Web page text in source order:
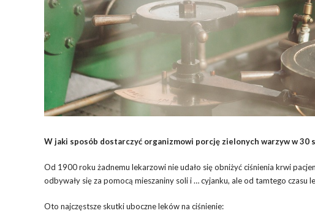
W jaki sposób dostarczyć organizmowi porcję zielonych warzyw w 30
Od 1900 roku żadnemu lekarzowi nie udało się obniżyć ciśnienia krwi
odbywały się za pomocą mieszaniny soli i … cyjanku, ale od tamtego czasu
Oto najczęstsze skutki uboczne leków na ciśnienie: